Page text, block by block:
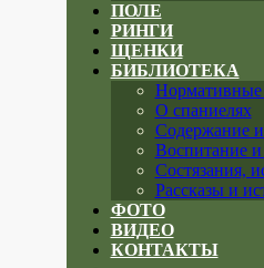
ПОЛЕ
РИНГИ
ЩЕНКИ
БИБЛИОТЕКА
О спаниелях
Содержание
Воспитание и
Состязания,
Рассказы и
ФОТО
ВИДЕО
КОНТАКТЫ